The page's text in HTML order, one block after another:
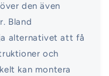
den även
Bland
alternativet att få
och
kan montera